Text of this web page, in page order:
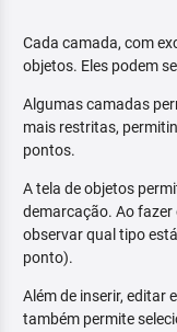
Cada camada, com
objetos. Eles podem
Algumas camadas
mais restritas,
pontos.
A tela de objetos
demarcação. Ao fazer
observar qual tipo
ponto).
Além de inserir, editar
também permite